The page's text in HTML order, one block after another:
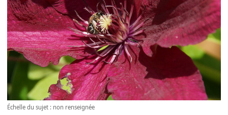
Échelle du sujet : non renseignée